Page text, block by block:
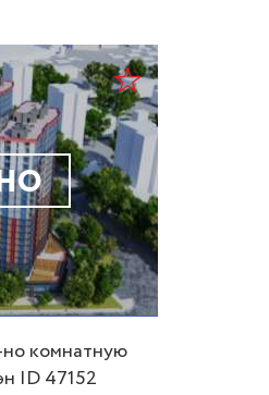
комнатную
ID 47152